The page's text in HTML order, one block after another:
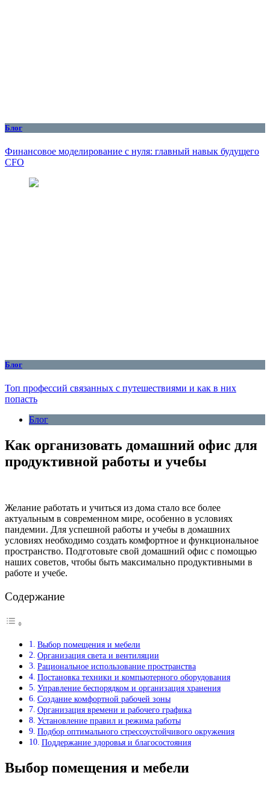
Блог
Финансовое моделирование с нуля: главный навык будущего
CFO
Блог
Топ профессий связанных с путешествиями и как в них
попасть
Блог
Как организовать домашний офис для
продуктивной работы и учебы
Желание работать и учиться из дома стало все более
актуальным в современном мире, особенно в условиях
пандемии. Для успешной работы и учебы в домашних
условиях необходимо создать комфортное и функциональное
пространство. Подготовьте свой домашний офис с помощью
наших советов, чтобы быть максимально продуктивными в
работе и учебе.
Содержание
Выбор помещения и мебели
Организация света и вентиляции
Рациональное использование пространства
Постановка техники и компьютерного оборудования
Управление беспорядком и организация хранения
Создание комфортной рабочей зоны
Организация времени и рабочего графика
Установление правил и режима работы
Подбор оптимального стрессоустойчивого окружения
Поддержание здоровья и благосостояния
Выбор помещения и мебели